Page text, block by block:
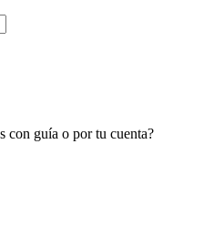
con guía o por tu cuenta?